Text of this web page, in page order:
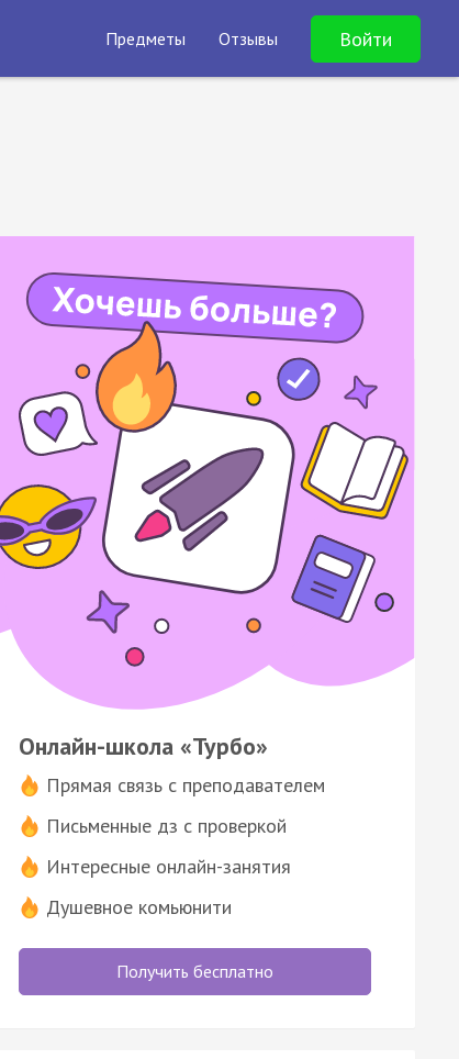
Предметы Отзывы Войти
Онлайн-школа «Турбо»
Прямая связь с преподавателем
Письменные дз с проверкой
Интересные онлайн-занятия
Душевное комьюнити
Получить бесплатно